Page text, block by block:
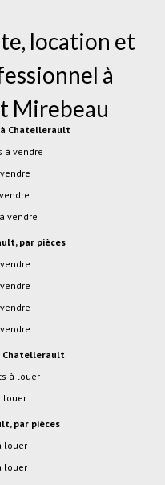
location et
à
Mirebeau
à Chatellerault
à vendre
vendre
vendre
par pièces
vendre
vendre
vendre
vendre
Chatellerault
à louer
louer
par pièces
louer
louer